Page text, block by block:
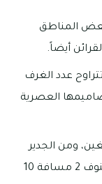
من بعض المناطق
أيضاً.
تتراوح عدد الغرف
بتصاميمها العصرية
ومن الجدير
بالذكر هو أن مطار دبي الدولي يبعد عن النوف 2 مسافة 10